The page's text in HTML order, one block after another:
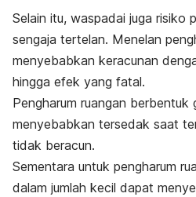
Selain itu, waspadai juga risiko
sengaja tertelan. Menelan
menyebabkan keracunan
hingga efek yang fatal.
Pengharum ruangan berbentuk
menyebabkan tersedak saat
tidak beracun.
Sementara untuk pengharum
dalam jumlah kecil dapat